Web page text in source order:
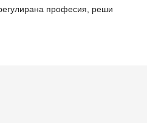
професия, реши